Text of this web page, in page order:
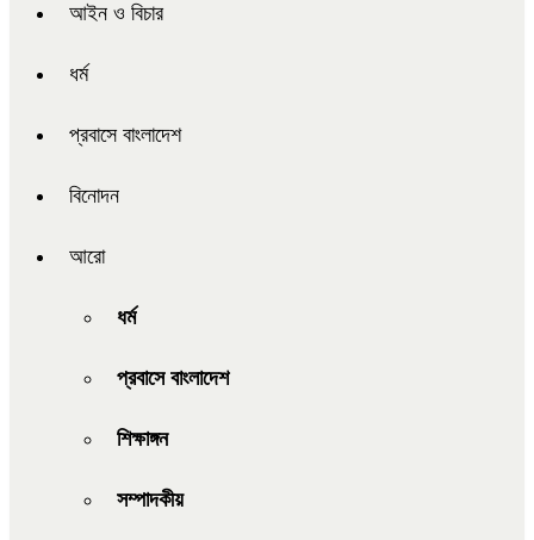
আইন ও বিচার
ধর্ম
প্রবাসে বাংলাদেশ
বিনোদন
আরো
ধর্ম
প্রবাসে বাংলাদেশ
শিক্ষাঙ্গন
সম্পাদকীয়